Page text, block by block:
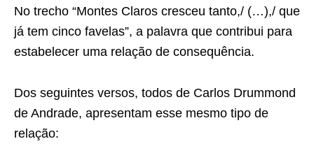
No trecho “Montes Claros cresceu tanto,/ (…),/ que
já tem cinco favelas”, a palavra que contribui para
estabelecer uma relação de consequência.
Dos seguintes versos, todos de Carlos Drummond
de Andrade, apresentam esse mesmo tipo de
relação: